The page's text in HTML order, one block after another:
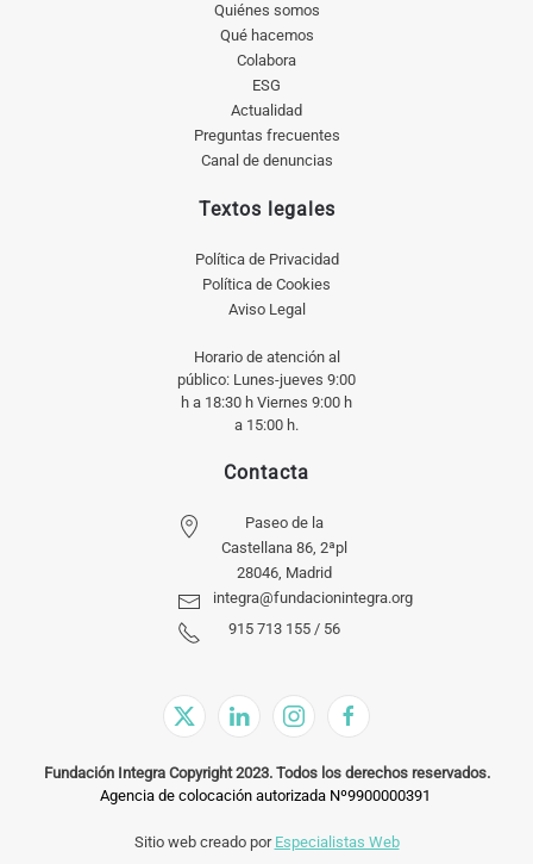
Quiénes somos
Qué hacemos
Colabora
ESG
Actualidad
Preguntas frecuentes
Canal de denuncias
Textos legales
Política de Privacidad
Política de Cookies
Aviso Legal
Horario de atención al
público: Lunes-jueves 9:00
h a 18:30 h Viernes 9:00 h
a 15:00 h.
Contacta
Paseo de la
Castellana 86, 2ªpl
28046, Madrid
integra@fundacionintegra.org
915 713 155 / 56
Fundación Integra Copyright 2023. Todos los derechos reservados.
Agencia de colocación autorizada Nº9900000391
Sitio web creado por Especialistas Web